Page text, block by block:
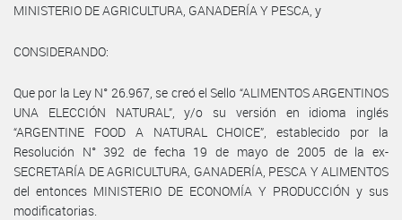
MINISTERIO DE AGRICULTURA, GANADERÍA Y PESCA, y
CONSIDERANDO:
Que por la Ley N° 26.967, se creó el Sello “ALIMENTOS ARGENTINOS
UNA ELECCIÓN NATURAL”, y/o su versión en idioma inglés
“ARGENTINE FOOD A NATURAL CHOICE”, establecido por la
Resolución N° 392 de fecha 19 de mayo de 2005 de la ex-
SECRETARÍA DE AGRICULTURA, GANADERÍA, PESCA Y ALIMENTOS
del entonces MINISTERIO DE ECONOMÍA Y PRODUCCIÓN y sus
modificatorias.